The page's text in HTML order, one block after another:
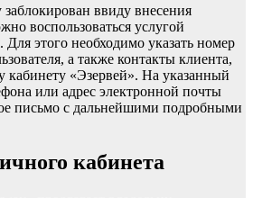
ввиду внесения
воспользоваться услугой
Для этого необходимо указать номер
а также контакты клиента,
кабинету «Эзервей». На указанный
или адрес электронной почты
письмо с дальнейшими подробными
кабинета